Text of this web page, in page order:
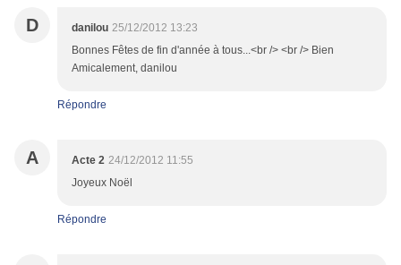
D danilou 25/12/2012 13:23
Bonnes Fêtes de fin d'année à tous...<br /> <br /> Bien
Amicalement, danilou
Répondre
A Acte 2 24/12/2012 11:55
Joyeux Noël
Répondre